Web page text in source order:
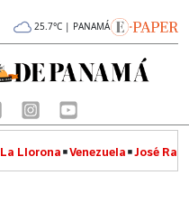
25.7°C | PANAMÁ
La Llorona Venezuela José